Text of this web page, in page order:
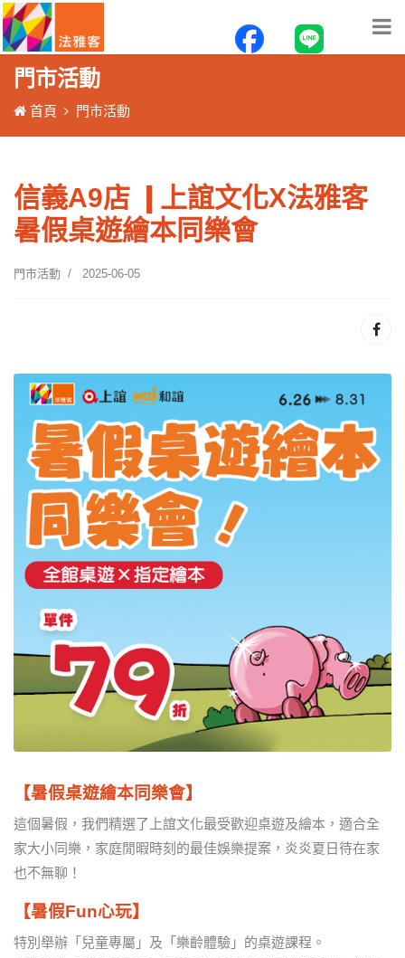
門市活動
首頁 門市活動
信義A9店 ❙上誼文化X法雅客
暑假桌遊繪本同樂會
門市活動 2025-06-05
【暑假桌遊繪本同樂會】
這個暑假，我們精選了上誼文化最受歡迎桌遊及繪本，適合全
家大小同樂，家庭閒暇時刻的最佳娛樂提案，炎炎夏日待在家
也不無聊！
【暑假Fun心玩】
特別舉辦「兒童專屬」及「樂齡體驗」的桌遊課程。